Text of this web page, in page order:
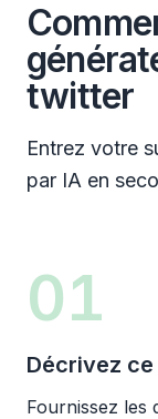
twitter
Entrez votre
par IA en
01
Décrivez
Fournissez les